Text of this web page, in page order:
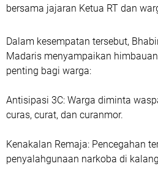
bersama jajaran Ketua RT dan
Dalam kesempatan tersebut,
Madaris menyampaikan
penting bagi warga:
Antisipasi 3C: Warga diminta
curas, curat, dan curanmor.
Kenakalan Remaja: Pencegahan
penyalahgunaan narkoba di